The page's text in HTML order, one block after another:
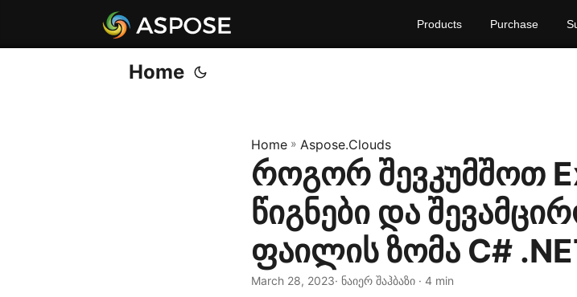
Products Purchase
Home
Home » Aspose.Clouds
როგორ შევკუმშოთ
წიგნები და
ფაილის ზომა C#
March 28, 2023· ნაიერ შაჰბაზი · 4 min